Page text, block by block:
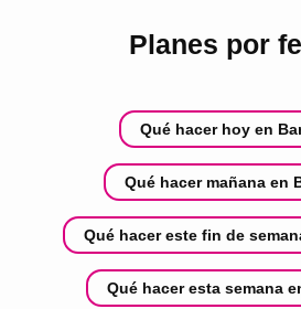
Planes por
Qué hacer hoy en
Qué hacer mañana en
Qué hacer este fin de
Qué hacer esta semana